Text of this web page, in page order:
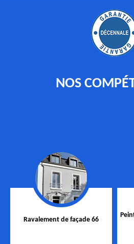
NOS
Ravalement de façade 66